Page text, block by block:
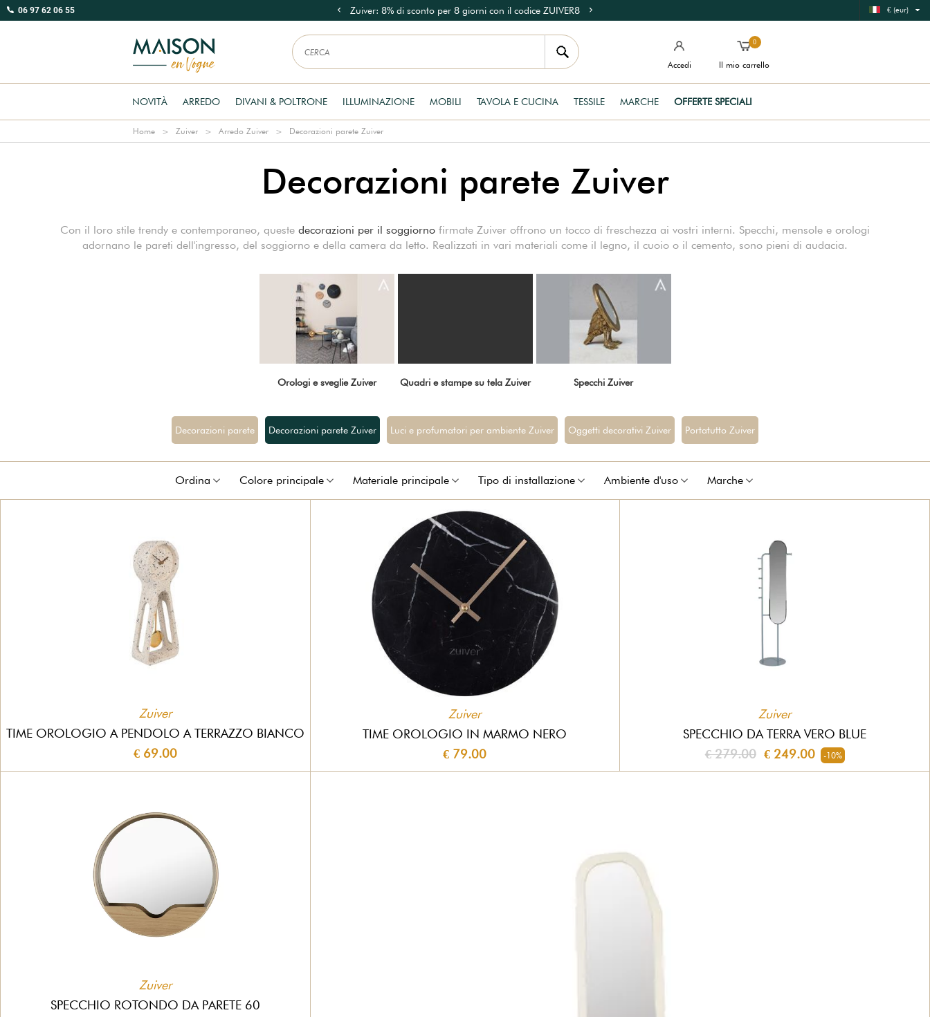
06 97 62 06 55 Zuiver: 8% di sconto per 8 giorni con il codice ZUIVER8 € (eur)
Accedi
0
Il mio carrello
NOVITÀ ARREDO DIVANI & POLTRONE ILLUMINAZIONE MOBILI TAVOLA E CUCINA TESSILE MARCHE OFFERTE SPECIALI
Home Zuiver Arredo Zuiver Decorazioni parete Zuiver
Decorazioni parete Zuiver
Con il loro stile trendy e contemporaneo, queste decorazioni per il soggiorno firmate Zuiver offrono un tocco di freschezza ai vostri interni. Specchi, mensole e orologi
adornano le pareti dell'ingresso, del soggiorno e della camera da letto. Realizzati in vari materiali come il legno, il cuoio o il cemento, sono pieni di audacia.
Orologi e sveglie Zuiver Quadri e stampe su tela Zuiver Specchi Zuiver
Decorazioni parete Decorazioni parete Zuiver Luci e profumatori per ambiente Zuiver Oggetti decorativi Zuiver Portatutto Zuiver
Ordina Colore principale Materiale principale Tipo di installazione Ambiente d'uso Marche
Zuiver
TIME OROLOGIO A PENDOLO A TERRAZZO BIANCO
€ 69.00
Zuiver
TIME OROLOGIO IN MARMO NERO
€ 79.00
Zuiver
SPECCHIO DA TERRA VERO BLUE
€ 279.00€ 249.00 -10%
Zuiver
SPECCHIO ROTONDO DA PARETE 60